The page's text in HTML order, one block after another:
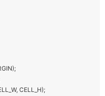
CELL_H);